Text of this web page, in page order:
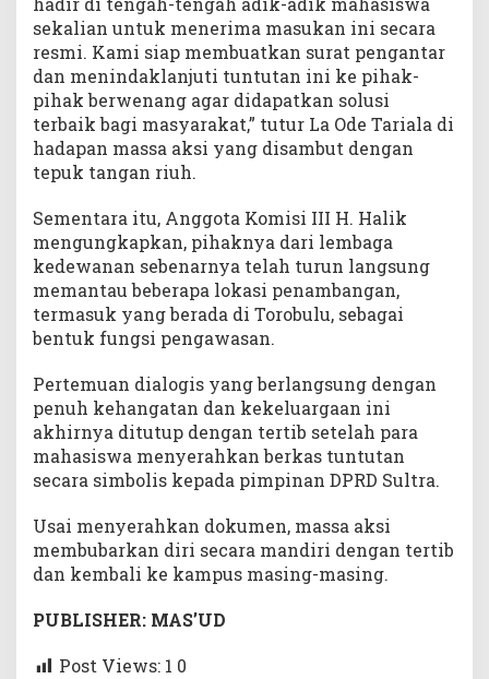
sekalian untuk menerima masukan ini secara
resmi. Kami siap membuatkan surat pengantar
dan menindaklanjuti tuntutan ini ke pihak-
pihak berwenang agar didapatkan solusi
terbaik bagi masyarakat,” tutur La Ode Tariala di
hadapan massa aksi yang disambut dengan
tepuk tangan riuh.
Sementara itu, Anggota Komisi III H. Halik
mengungkapkan, pihaknya dari lembaga
kedewanan sebenarnya telah turun langsung
memantau beberapa lokasi penambangan,
termasuk yang berada di Torobulu, sebagai
bentuk fungsi pengawasan.
Pertemuan dialogis yang berlangsung dengan
penuh kehangatan dan kekeluargaan ini
akhirnya ditutup dengan tertib setelah para
mahasiswa menyerahkan berkas tuntutan
secara simbolis kepada pimpinan DPRD Sultra.
Usai menyerahkan dokumen, massa aksi
membubarkan diri secara mandiri dengan tertib
dan kembali ke kampus masing-masing.
PUBLISHER: MAS’UD
Post Views: 1 0